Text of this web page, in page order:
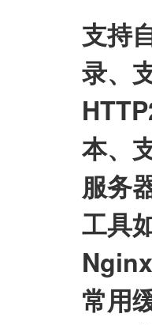
支持
录、
本、
服务
工具
常用